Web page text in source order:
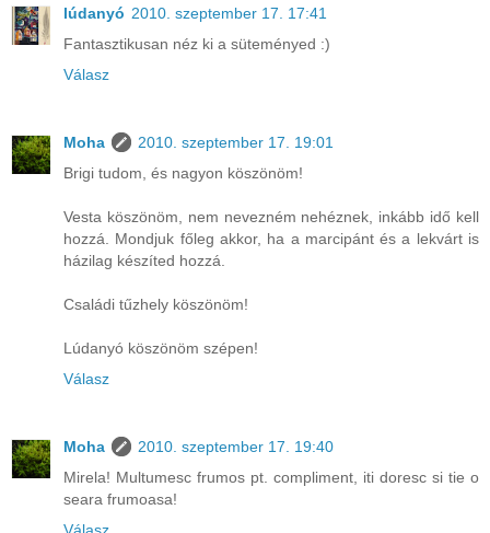
lúdanyó 2010. szeptember 17. 17:41
Fantasztikusan néz ki a süteményed :)
Válasz
Moha
2010. szeptember 17. 19:01
Brigi tudom, és nagyon köszönöm!
Vesta köszönöm, nem nevezném nehéznek, inkább idő kell
hozzá. Mondjuk főleg akkor, ha a marcipánt és a lekvárt is
házilag készíted hozzá.
Családi tűzhely köszönöm!
Lúdanyó köszönöm szépen!
Válasz
Moha
2010. szeptember 17. 19:40
Mirela! Multumesc frumos pt. compliment, iti doresc si tie o
seara frumoasa!